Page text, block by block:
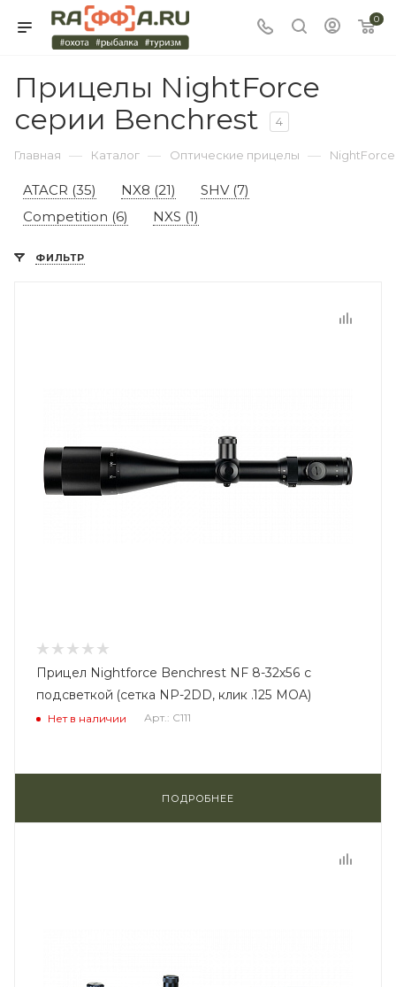
0
Прицелы NightForce
серии Benchrest
4
Главная — Каталог — Оптические прицелы — NightForce
ATACR (35) NX8 (21)
SHV (7)
Competition (6)
NXS (1)
ФИЛЬТР
Прицел Nightforce Benchrest NF 8-32x56 с
подсветкой (сетка NP-2DD, клик .125 MOA)
Нет в наличии Арт.: C111
ПОДРОБНЕЕ